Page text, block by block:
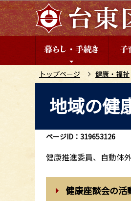
こ
の
ペ
トップページ 健康・福祉
こ
地域の健
ページID：319653126
健康推進委員、自動体
健康座談会の活